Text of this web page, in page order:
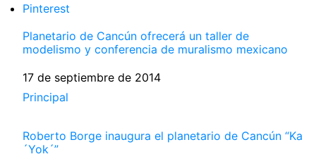
Pinterest
Planetario de Cancún ofrecerá un taller de
modelismo y conferencia de muralismo mexicano
Fecha
17 de septiembre de 2014
Respecto a
Principal
Roberto Borge inaugura el planetario de Cancún “Ka
´Yok´”